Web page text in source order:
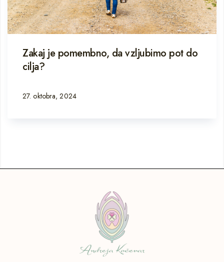
Zakaj je pomembno, da vzljubimo pot do
cilja?
27. oktobra, 2024